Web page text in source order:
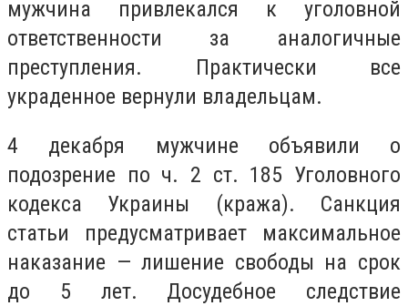
мужчина привлекался к уголовной
ответственности за аналогичные
преступления. Практически все
украденное вернули владельцам.
4 декабря мужчине объявили о
подозрение по ч. 2 ст. 185 Уголовного
кодекса Украины (кража). Санкция
статьи предусматривает максимальное
наказание — лишение свободы на срок
до 5 лет. Досудебное следствие